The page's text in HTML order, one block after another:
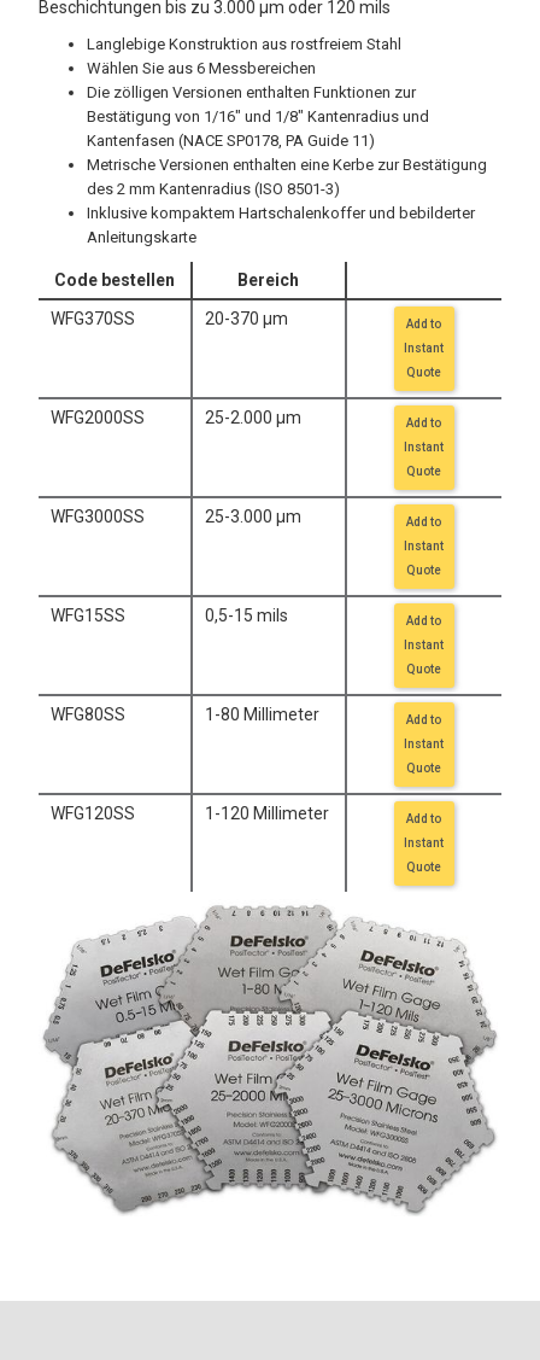
Beschichtungen bis zu 3.000 μm oder 120 mils
Langlebige Konstruktion aus rostfreiem Stahl
Wählen Sie aus 6 Messbereichen
Die zölligen Versionen enthalten Funktionen zur
Bestätigung von 1/16" und 1/8" Kantenradius und
Kantenfasen (NACE SP0178, PA Guide 11)
Metrische Versionen enthalten eine Kerbe zur Bestätigung
des 2 mm Kantenradius (ISO 8501-3)
Inklusive kompaktem Hartschalenkoffer und bebilderter
Anleitungskarte
Code bestellen
Bereich
WFG370SS
20-370 μm
Add to
Instant
Quote
WFG2000SS 25-2.000 μm
WFG3000SS 25-3.000 μm
Add to
Instant
Quote
WFG15SS 0,5-15 mils
Add to
Instant
Quote
1-120 Millimeter
WFG80SS 1-80 Millimeter
Add to
Instant
Quote
WFG120SS
Add to
Instant
Quote
Add to
Instant
Quote